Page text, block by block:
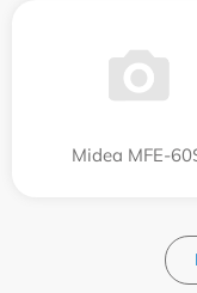
Midea MFE-